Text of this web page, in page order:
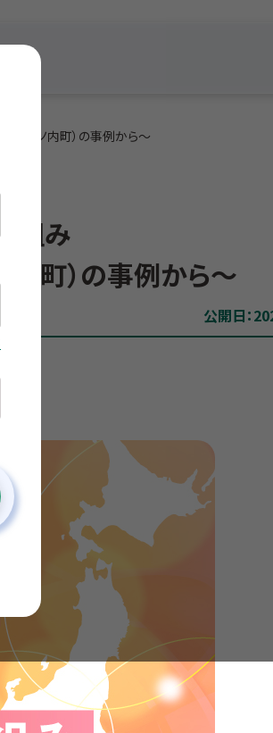
郡山ノ内町）の事例から～
組み
町）の事例から～
公開日：